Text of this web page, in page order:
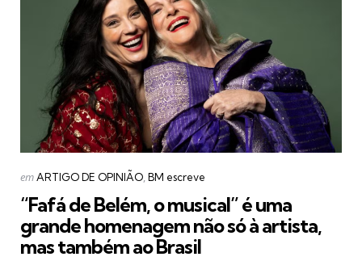
Categorias
Postado
emARTIGO DE OPINIÃO BM escreve
“Fafá de Belém, o musical” é uma
grande homenagem não só à artista,
mas também ao Brasil